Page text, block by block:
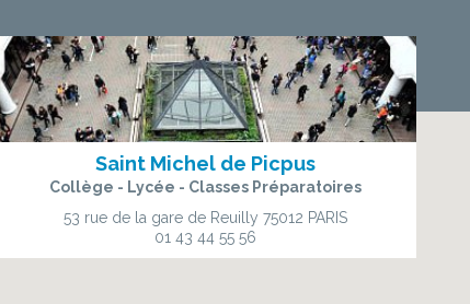
Saint Michel de Picpus
Collège - Lycée - Classes Préparatoires
53 rue de la gare de Reuilly 75012 PARIS
01 43 44 55 56